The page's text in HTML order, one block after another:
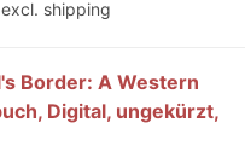
excl. shipping
Border: A Western
Digital, ungekürzt,